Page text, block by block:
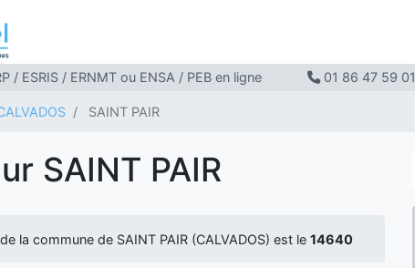
/ ESRIS / ERNMT ou ENSA / PEB en ligne 01 86 47 59 01
SAINT PAIR
SAINT PAIR
la commune de SAINT PAIR (CALVADOS) est le 14640